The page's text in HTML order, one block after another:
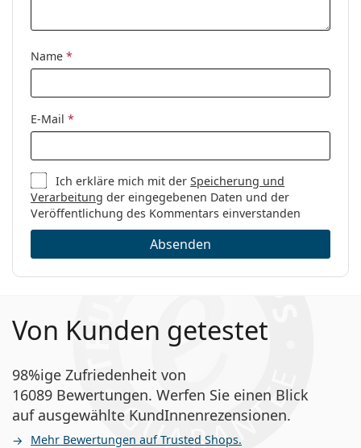
Name *
E-Mail *
Ich erkläre mich mit derSpeicherung und
Verarbeitung der eingegebenen Daten und der
Veröffentlichung des Kommentars einverstanden
Absenden
Von Kunden getestet
98%ige Zufriedenheit von
16089 Bewertungen. Werfen Sie einen Blick
auf ausgewählte KundInnenrezensionen.
Mehr Bewertungen auf Trusted Shops.